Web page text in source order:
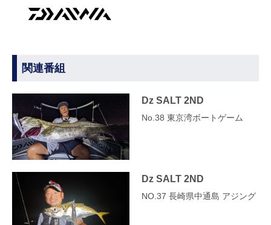
関連番組
Dz SALT 2ND
No.38 東京湾ボートゲーム
Dz SALT 2ND
NO.37 長崎県中通島 アジング